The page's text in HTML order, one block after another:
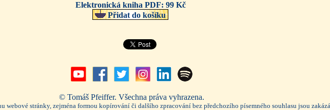
Elektronická kniha PDF: 99 Kč
Přidat do košíku
© Tomáš Pfeiffer. Všechna práva vyhrazena.
webové stránky, zejména formou kopírování či dalšího zpracování bez předchozího písemného souhlasu jsou